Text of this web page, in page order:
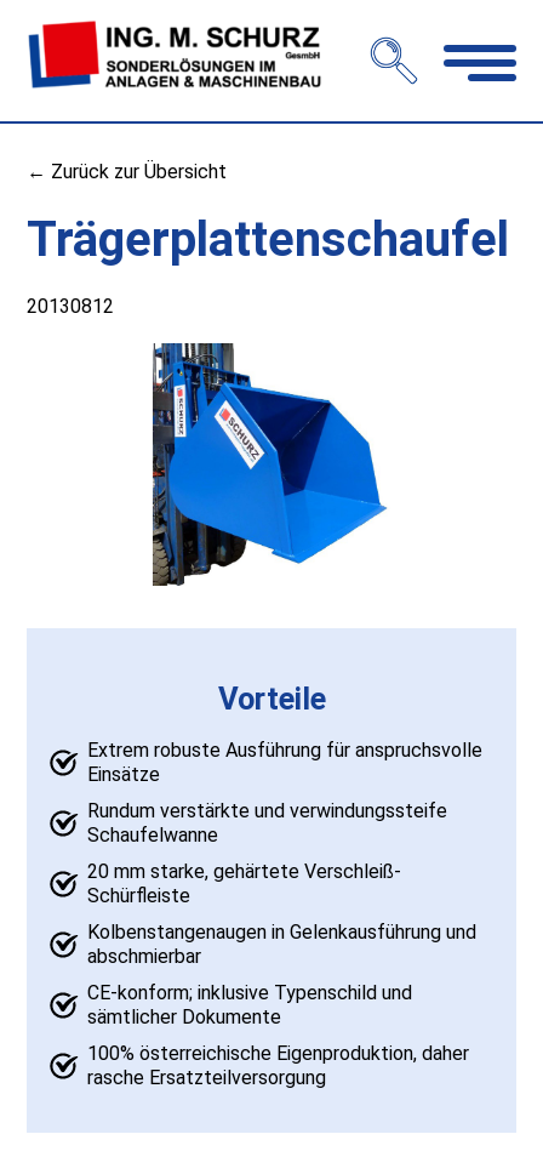
← Zurück zur Übersicht
Trägerplattenschaufel
20130812
Vorteile
Extrem robuste Ausführung für anspruchsvolle
Einsätze
Rundum verstärkte und verwindungssteife
Schaufelwanne
20 mm starke, gehärtete Verschleiß-
Schürfleiste
Kolbenstangenaugen in Gelenkausführung und
abschmierbar
CE-konform; inklusive Typenschild und
sämtlicher Dokumente
100% österreichische Eigenproduktion, daher
rasche Ersatzteilversorgung